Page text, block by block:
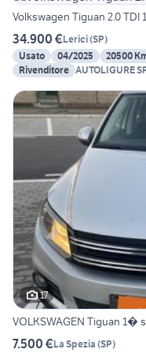
Volkswagen Tiguan 2.0 TDI
34.900 €Lerici(SP)
Usato
04/2025 20500
Rivenditore AUTOLIGURE
17
VOLKSWAGEN Tiguan 1�
7.500 €La Spezia (SP)